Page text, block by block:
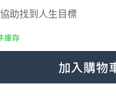
助找到人生目標
庫存
加入購物